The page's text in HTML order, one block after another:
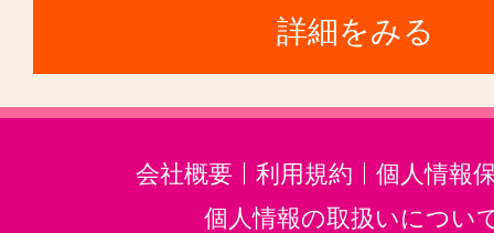
詳細をみる
会社概要 利用規約
個人情報
個人情報の取扱いについ